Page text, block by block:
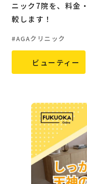
ニック7院を、料金
較します！
AGAクリニック
ビューティー